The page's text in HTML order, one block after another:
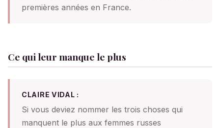
premières années en France.
Ce qui leur manque le plus
CLAIRE VIDAL :
Si vous deviez nommer les trois choses qui
manquent le plus aux femmes russes